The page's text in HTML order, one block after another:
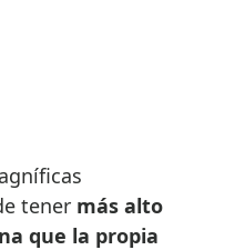
tener más alto
que la propia